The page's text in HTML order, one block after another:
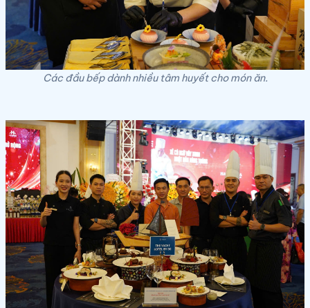
Các đầu bếp dành nhiều tâm huyết cho món ăn.